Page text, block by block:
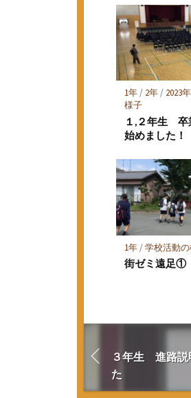
1年/ 2年/ 2023
様子
１,２年生 卒
始めました！
1年/学校活動
街ゼミ遠足①
３年生 進路説
た